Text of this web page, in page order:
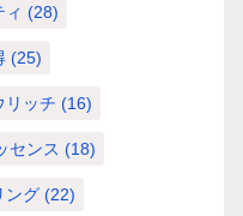
ィ (28)
(25)
リッチ (16)
センス (18)
ング (22)